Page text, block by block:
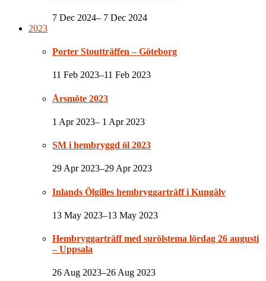
7 Dec 2024– 7 Dec 2024
2023
Porter Stoutträffen – Göteborg
11 Feb 2023–11 Feb 2023
Årsmöte 2023
1 Apr 2023– 1 Apr 2023
SM i hembryggd öl 2023
29 Apr 2023–29 Apr 2023
Inlands Ölgilles hembryggarträff i Kungälv
13 May 2023–13 May 2023
Hembryggarträff med surölstema lördag 26 augusti
– Uppsala
26 Aug 2023–26 Aug 2023